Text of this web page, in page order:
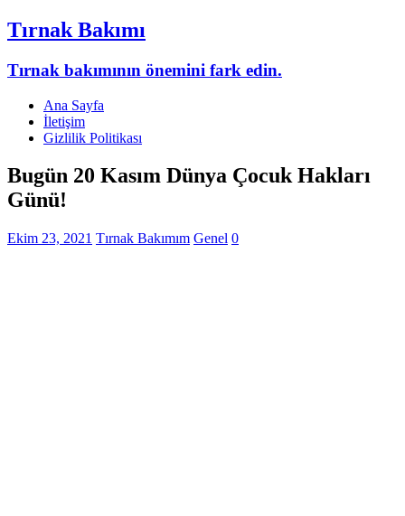
Tırnak Bakımı
Tırnak bakımının önemini fark edin.
Ana Sayfa
İletişim
Gizlilik Politikası
Bugün 20 Kasım Dünya Çocuk Hakları
Günü!
Ekim 23, 2021 Tırnak Bakımım Genel 0